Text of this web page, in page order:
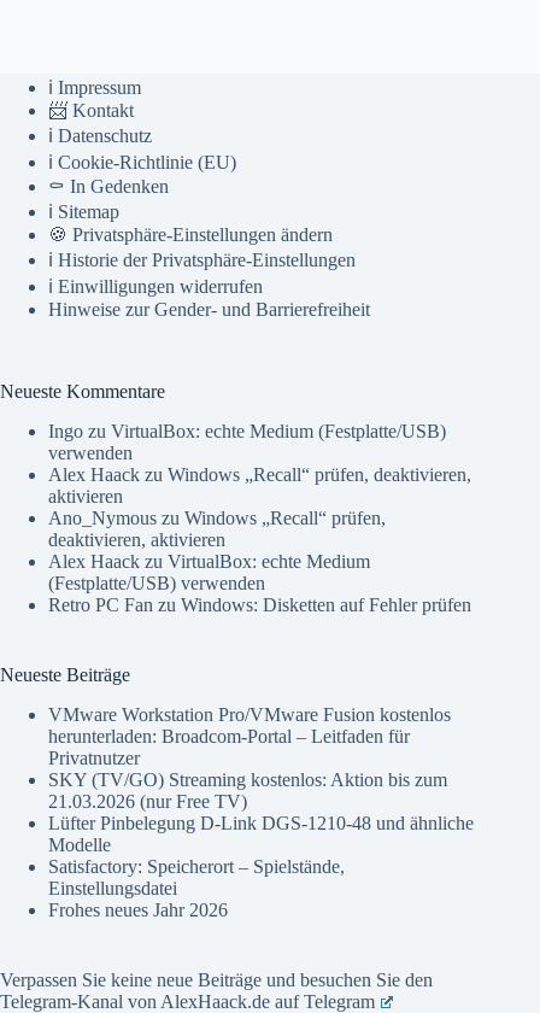
ℹ️ Impressum
📨 Kontakt
ℹ️ Datenschutz
ℹ️ Cookie-Richtlinie (EU)
⚰️ In Gedenken
ℹ️ Sitemap
🍪 Privatsphäre-Einstellungen ändern
ℹ️ Historie der Privatsphäre-Einstellungen
ℹ️ Einwilligungen widerrufen
Hinweise zur Gender- und Barrierefreiheit
Neueste Kommentare
Ingo zu VirtualBox: echte Medium (Festplatte/USB)
verwenden
Alex Haack zu Windows „Recall“ prüfen, deaktivieren,
aktivieren
Ano_Nymous zu Windows „Recall“ prüfen,
deaktivieren, aktivieren
Alex Haack zu VirtualBox: echte Medium
(Festplatte/USB) verwenden
Retro PC Fan zu Windows: Disketten auf Fehler prüfen
Neueste Beiträge
VMware Workstation Pro/VMware Fusion kostenlos
herunterladen: Broadcom-Portal – Leitfaden für
Privatnutzer
SKY (TV/GO) Streaming kostenlos: Aktion bis zum
21.03.2026 (nur Free TV)
Lüfter Pinbelegung D-Link DGS-1210-48 und ähnliche
Modelle
Satisfactory: Speicherort – Spielstände,
Einstellungsdatei
Frohes neues Jahr 2026
Verpassen Sie keine neue Beiträge und besuchen Sie den
Telegram-Kanal von AlexHaack.de aufTelegram